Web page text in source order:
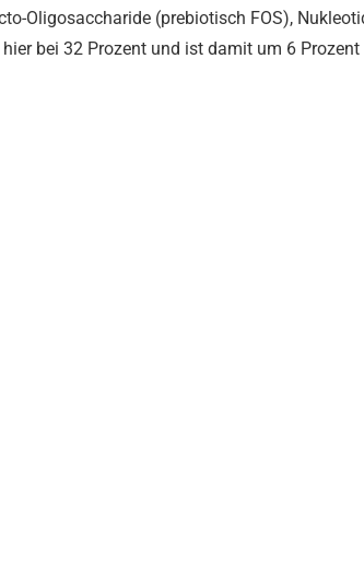
Oligosaccharide (prebiotisch FOS),
bei 32 Prozent und ist damit um 6